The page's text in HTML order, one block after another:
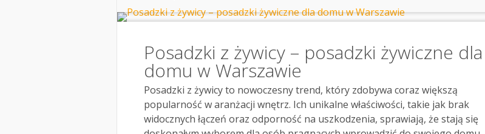
Posadzki z żywicy – posadzki żywiczne dla
domu w Warszawie
Posadzki z żywicy to nowoczesny trend, który zdobywa coraz większą
popularność w aranżacji wnętrz. Ich unikalne właściwości, takie jak brak
widocznych łączeń oraz odporność na uszkodzenia, sprawiają, że stają się